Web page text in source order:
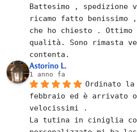
Battesimo , spedizione
ricamo fatto
che ho chiesto . Ottimo
qualità. Sono rimasta
contenta.
Astorino L.
1 anno fa
Ordinato
febbraio ed è arrivato
velocissimi .
La tutina in ciniglia